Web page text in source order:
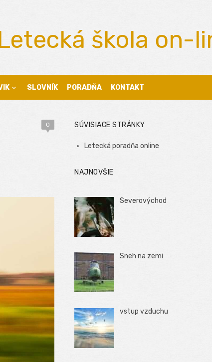
škola on-
SLOVNÍK PORADŇA KONTAKT
0 SÚVISIACE STRÁNKY
Letecká poradňa online
NAJNOVŠIE
Severovýchod
Sneh na zemi
vstup vzduchu